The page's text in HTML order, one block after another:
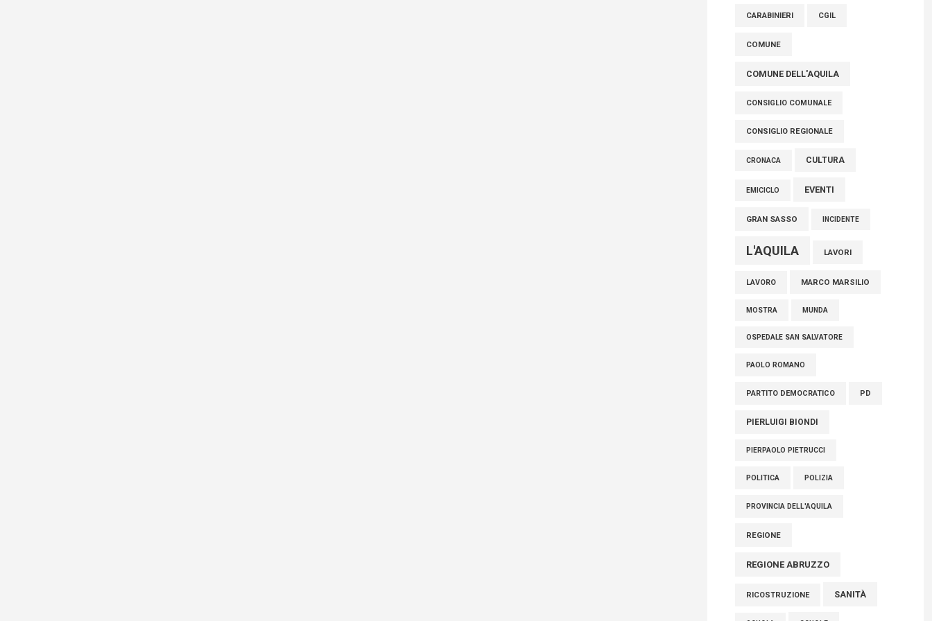
tra cui molti abruzzesi"
06 Agosto 2026
CARABINIERI CGIL
COMUNE
COMUNE DELL'AQUILA
CONSIGLIO COMUNALE
CONSIGLIO REGIONALE
CRONACA CULTURA
EMICICLO EVENTI
GRAN SASSO INCIDENTE
L'AQUILA LAVORI
LAVORO MARCO MARSILIO
MOSTRA MUNDA
OSPEDALE SAN SALVATORE
PAOLO ROMANO
PARTITO DEMOCRATICO PD
PIERLUIGI BIONDI
PIERPAOLO PIETRUCCI
POLITICA POLIZIA
PROVINCIA DELL'AQUILA
REGIONE
REGIONE ABRUZZO
RICOSTRUZIONE SANITÀ